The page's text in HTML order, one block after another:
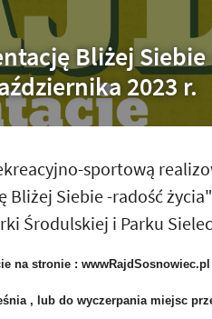
Bliżej
2023 r.
sportową
Siebie -radość
Środulskiej i Parku
na stronie : wwwRajdSosnowiec.pl
, lub do wyczerpania miejsc